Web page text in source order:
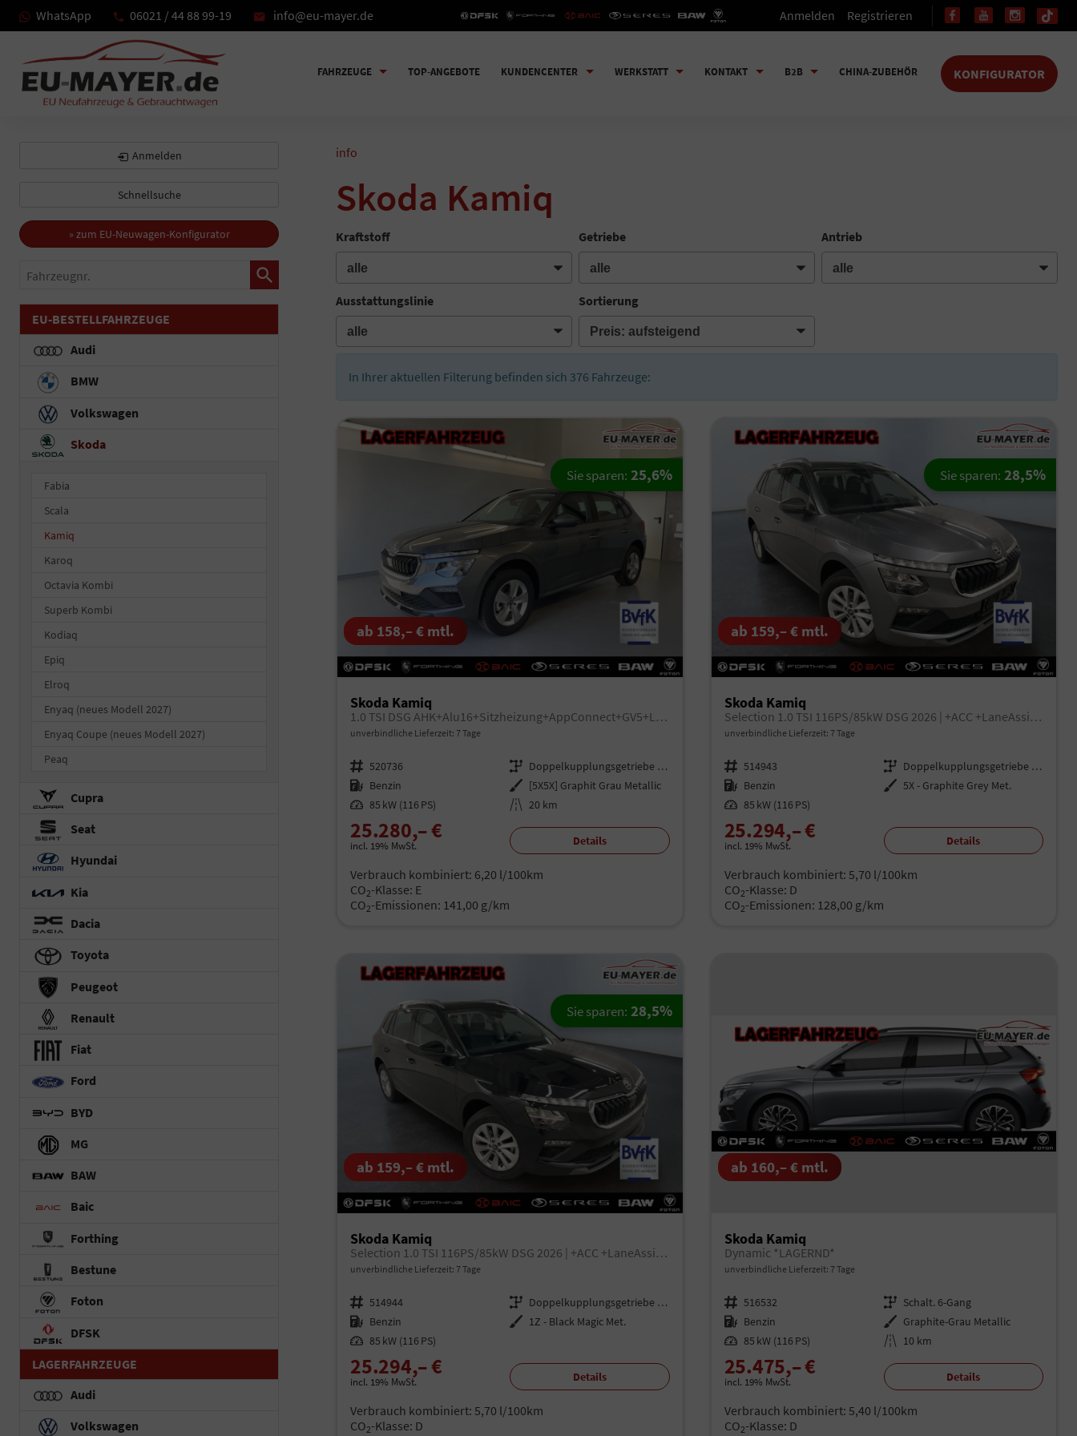
WhatsApp 06021 / 44 88 99-19 info@eu-mayer.de Anmelden Registrieren
FAHRZEUGE TOP-ANGEBOTE KUNDENCENTER WERKSTATT KONTAKT B2B CHINA-ZUBEHÖR KONFIGURATOR
info
Skoda Kamiq
Kraftstoff Getriebe Antrieb
Ausstattungslinie Sortierung
In Ihrer aktuellen Filterung befinden sich 376 Fahrzeuge:
ab 158,– € mtl.
Skoda Kamiq
1.0 TSI DSG AHK+Alu16+Sitzheizung+AppConnect+GV5+LED+Nebel+Klima
unverbindliche Lieferzeit:7 Tage
Fahrzeugnr. 520736 Getriebe
Doppelkupplungsgetriebe (DSG)
Kraftstoff Benzin Außenfarbe [5X5X] Graphit Grau Metallic
Leistung 85 kW (116 PS) Kilometerstand 20 km
25.280,– €
incl. 19% MwSt.
Sie sparen: 25,6%
Details
Verbrauch kombiniert: 6,20 l/100km
CO2-Klasse: E
CO2-Emissionen: 141,00 g/km
ab 159,– € mtl.
Skoda Kamiq
Selection 1.0 TSI 116PS/85kW DSG 2026 | +ACC +LaneAssist +KESSY +RFK +PDCv+h +Sitzhzg +beheizb.Lenkrad +2Z-Klima +LED +CarPlay +VirtualCockpit +DriveMode +Privacy +16"LM
unverbindliche Lieferzeit: 7 Tage
Fahrzeugnr. 514943 Getriebe
Doppelkupplungsgetriebe (DSG)
Kraftstoff Benzin Außenfarbe 5X - Graphite Grey Met.
Leistung 85 kW (116 PS)
25.294,– €
incl. 19% MwSt.
Sie sparen: 28,5%
Details
Verbrauch kombiniert: 5,70 l/100km
CO2-Klasse: D
CO2-Emissionen: 128,00 g/km
ab 159,– € mtl.
Skoda Kamiq
Selection 1.0 TSI 116PS/85kW DSG 2026 | +ACC +LaneAssist +KESSY +RFK +PDCv+h +Sitzhzg +beheizb.Lenkrad +2Z-Klima +LED +CarPlay +VirtualCockpit +DriveMode +Privacy +16"LM
unverbindliche Lieferzeit:7 Tage
Fahrzeugnr. 514944 Getriebe
Doppelkupplungsgetriebe (DSG)
Kraftstoff Benzin Außenfarbe 1Z - Black Magic Met.
Leistung 85 kW (116 PS)
25.294,– €
incl. 19% MwSt.
Sie sparen: 28,5%
Details
Verbrauch kombiniert: 5,70 l/100km
CO2-Klasse: D
ab 160,– € mtl.
Skoda Kamiq
Dynamic *LAGERND*
unverbindliche Lieferzeit: 7 Tage
Fahrzeugnr. 516532 Getriebe Schalt. 6-Gang
Kraftstoff Benzin Außenfarbe Graphite-Grau Metallic
Leistung 85 kW (116 PS) Kilometerstand 10 km
25.475,– €
incl. 19% MwSt. Details
Verbrauch kombiniert: 5,40 l/100km
CO2-Klasse: D
Anmelden
Schnellsuche
» zum EU-Neuwagen-Konfigurator
Fahrzeugnr.
EU-BESTELLFAHRZEUGE
Audi
BMW
Volkswagen
Skoda
Fabia
Scala
Kamiq
Karoq
Octavia Kombi
Superb Kombi
Kodiaq
Epiq
Elroq
Enyaq (neues Modell 2027)
Enyaq Coupe (neues Modell 2027)
Peaq
Cupra
Seat
Hyundai
Kia
Dacia
Toyota
Peugeot
Renault
Fiat
Ford
BYD
MG
BAW
Baic
Forthing
Bestune
Foton
DFSK
LAGERFAHRZEUGE
Audi
Volkswagen